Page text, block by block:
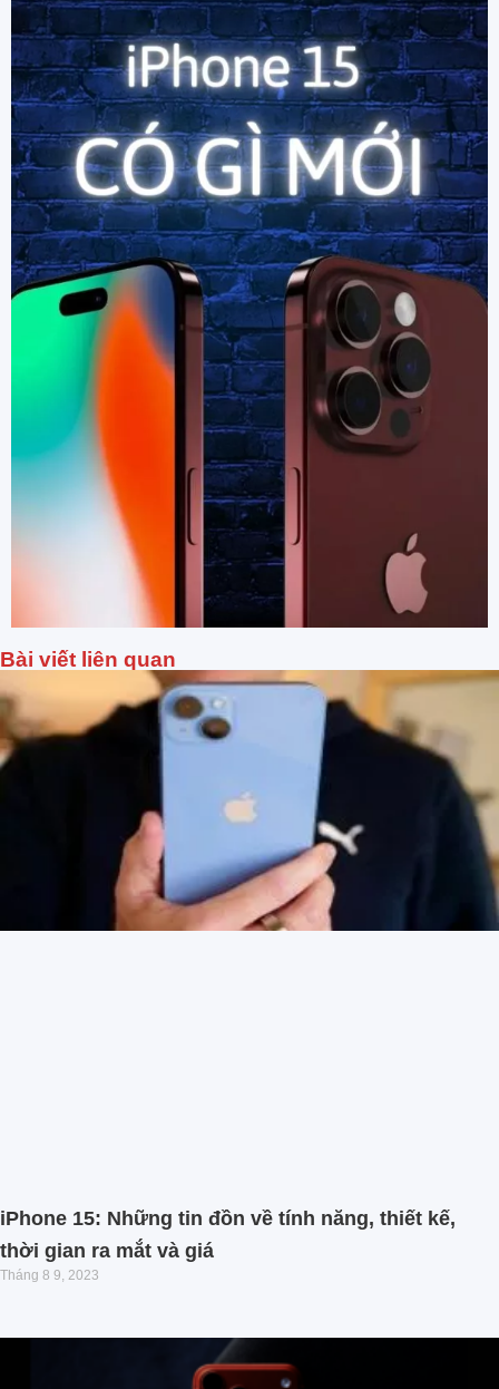
Bài viết liên quan
iPhone 15: Những tin đồn về tính năng, thiết kế,
thời gian ra mắt và giá
Tháng 8 9, 2023